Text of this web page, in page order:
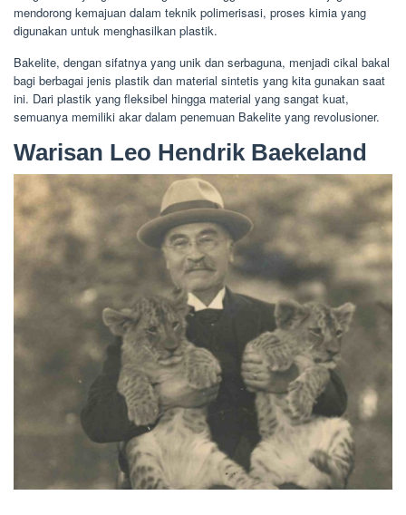
mendorong kemajuan dalam teknik polimerisasi, proses kimia yang
digunakan untuk menghasilkan plastik.
Bakelite, dengan sifatnya yang unik dan serbaguna, menjadi cikal bakal
bagi berbagai jenis plastik dan material sintetis yang kita gunakan saat
ini. Dari plastik yang fleksibel hingga material yang sangat kuat,
semuanya memiliki akar dalam penemuan Bakelite yang revolusioner.
Warisan Leo Hendrik Baekeland